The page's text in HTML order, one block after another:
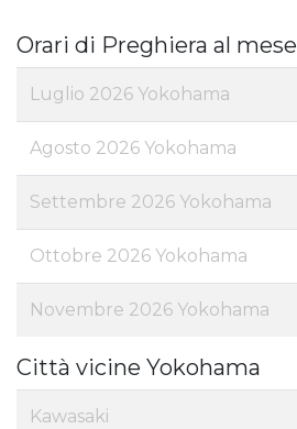
Orari di Preghiera al mese
Luglio 2026 Yokohama
Agosto 2026 Yokohama
Settembre 2026 Yokohama
Ottobre 2026 Yokohama
Novembre 2026 Yokohama
Città vicine Yokohama
Kawasaki